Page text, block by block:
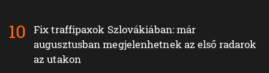
Fix traffipaxok Szlovákiában: már
augusztusban megjelenhetnek az első radarok
az utakon